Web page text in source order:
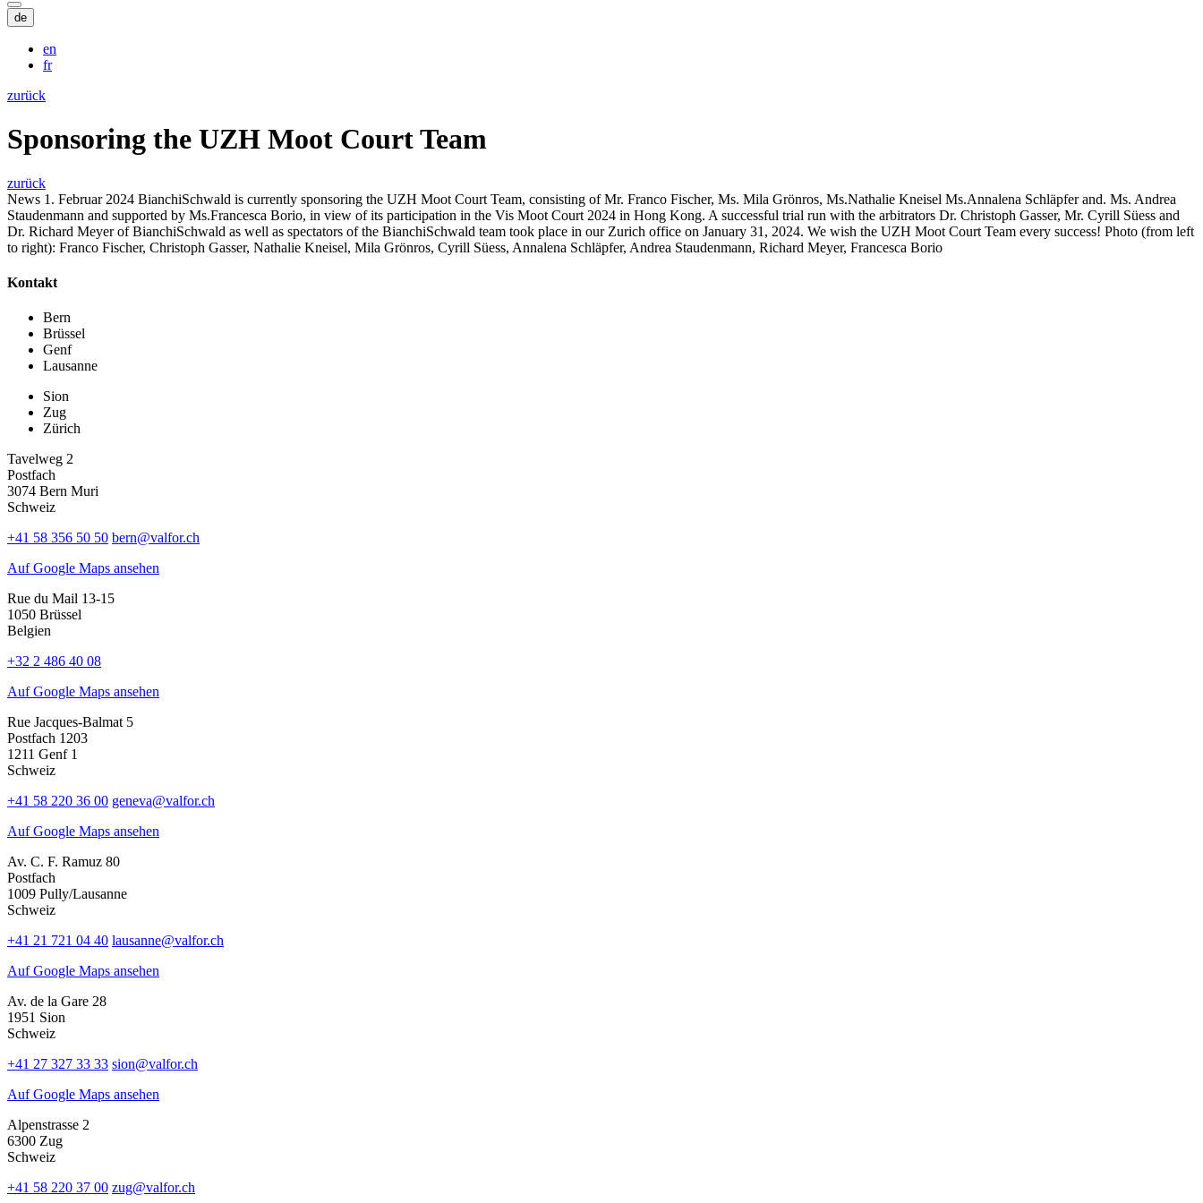
de
en
fr
zurück
Sponsoring the UZH Moot Court Team
zurück
News 1. Februar 2024 BianchiSchwald is currently sponsoring the UZH Moot Court Team, consisting of Mr. Franco Fischer, Ms. Mila Grönros, Ms.Nathalie Kneisel Ms.Annalena Schläpfer and. Ms. Andrea
Staudenmann and supported by Ms.Francesca Borio, in view of its participation in the Vis Moot Court 2024 in Hong Kong. A successful trial run with the arbitrators Dr. Christoph Gasser, Mr. Cyrill Süess and
Dr. Richard Meyer of BianchiSchwald as well as spectators of the BianchiSchwald team took place in our Zurich office on January 31, 2024. We wish the UZH Moot Court Team every success! Photo (from left
to right): Franco Fischer, Christoph Gasser, Nathalie Kneisel, Mila Grönros, Cyrill Süess, Annalena Schläpfer, Andrea Staudenmann, Richard Meyer, Francesca Borio
Kontakt
Bern
Brüssel
Genf
Lausanne
Sion
Zug
Zürich
Tavelweg 2
Postfach
3074 Bern Muri
Schweiz
+41 58 356 50 50 bern@valfor.ch
Auf Google Maps ansehen
Rue du Mail 13-15
1050 Brüssel
Belgien
+32 2 486 40 08
Auf Google Maps ansehen
Rue Jacques-Balmat 5
Postfach 1203
1211 Genf 1
Schweiz
+41 58 220 36 00 geneva@valfor.ch
Auf Google Maps ansehen
Av. C. F. Ramuz 80
Postfach
1009 Pully/Lausanne
Schweiz
+41 21 721 04 40 lausanne@valfor.ch
Auf Google Maps ansehen
Av. de la Gare 28
1951 Sion
Schweiz
+41 27 327 33 33 sion@valfor.ch
Auf Google Maps ansehen
Alpenstrasse 2
6300 Zug
Schweiz
+41 58 220 37 00 zug@valfor.ch